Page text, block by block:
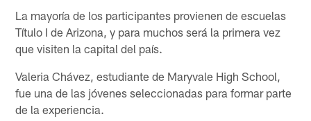
La mayoría de los participantes provienen de escuelas
Título I de Arizona, y para muchos será la primera vez
que visiten la capital del país.
Valeria Chávez, estudiante de Maryvale High School,
fue una de las jóvenes seleccionadas para formar parte
de la experiencia.